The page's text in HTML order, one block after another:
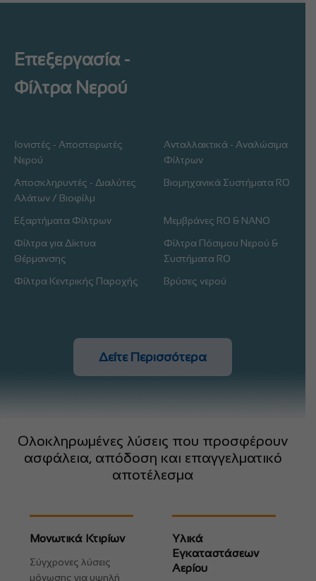
Επεξεργασία -
Φίλτρα Νερού
Ιονιστές - Αποστειρωτές
Νερού
Ανταλλακτικά - Αναλώσιμα
Φίλτρων
Αποσκληρυντές - Διαλύτες
Αλάτων / Βιοφίλμ
Βιομηχανικά Συστήματα RO
Εξαρτήματα Φίλτρων
Μεμβράνες RO & NANO
Φίλτρα για Δίκτυα
Θέρμανσης
Φίλτρα Πόσιμου Νερού &
Συστήματα RO
Φίλτρα Κεντρικής Παροχής
Βρύσες νερού
Δείτε Περισσότερα
Ολοκληρωμένες λύσεις που προσφέρουν
ασφάλεια, απόδοση και επαγγελματικό
αποτέλεσμα
Μονωτικά Κτιρίων
Σύγχρονες λύσεις
μόνωσης για υψηλή
Υλικά
Εγκαταστάσεων
Αερίου